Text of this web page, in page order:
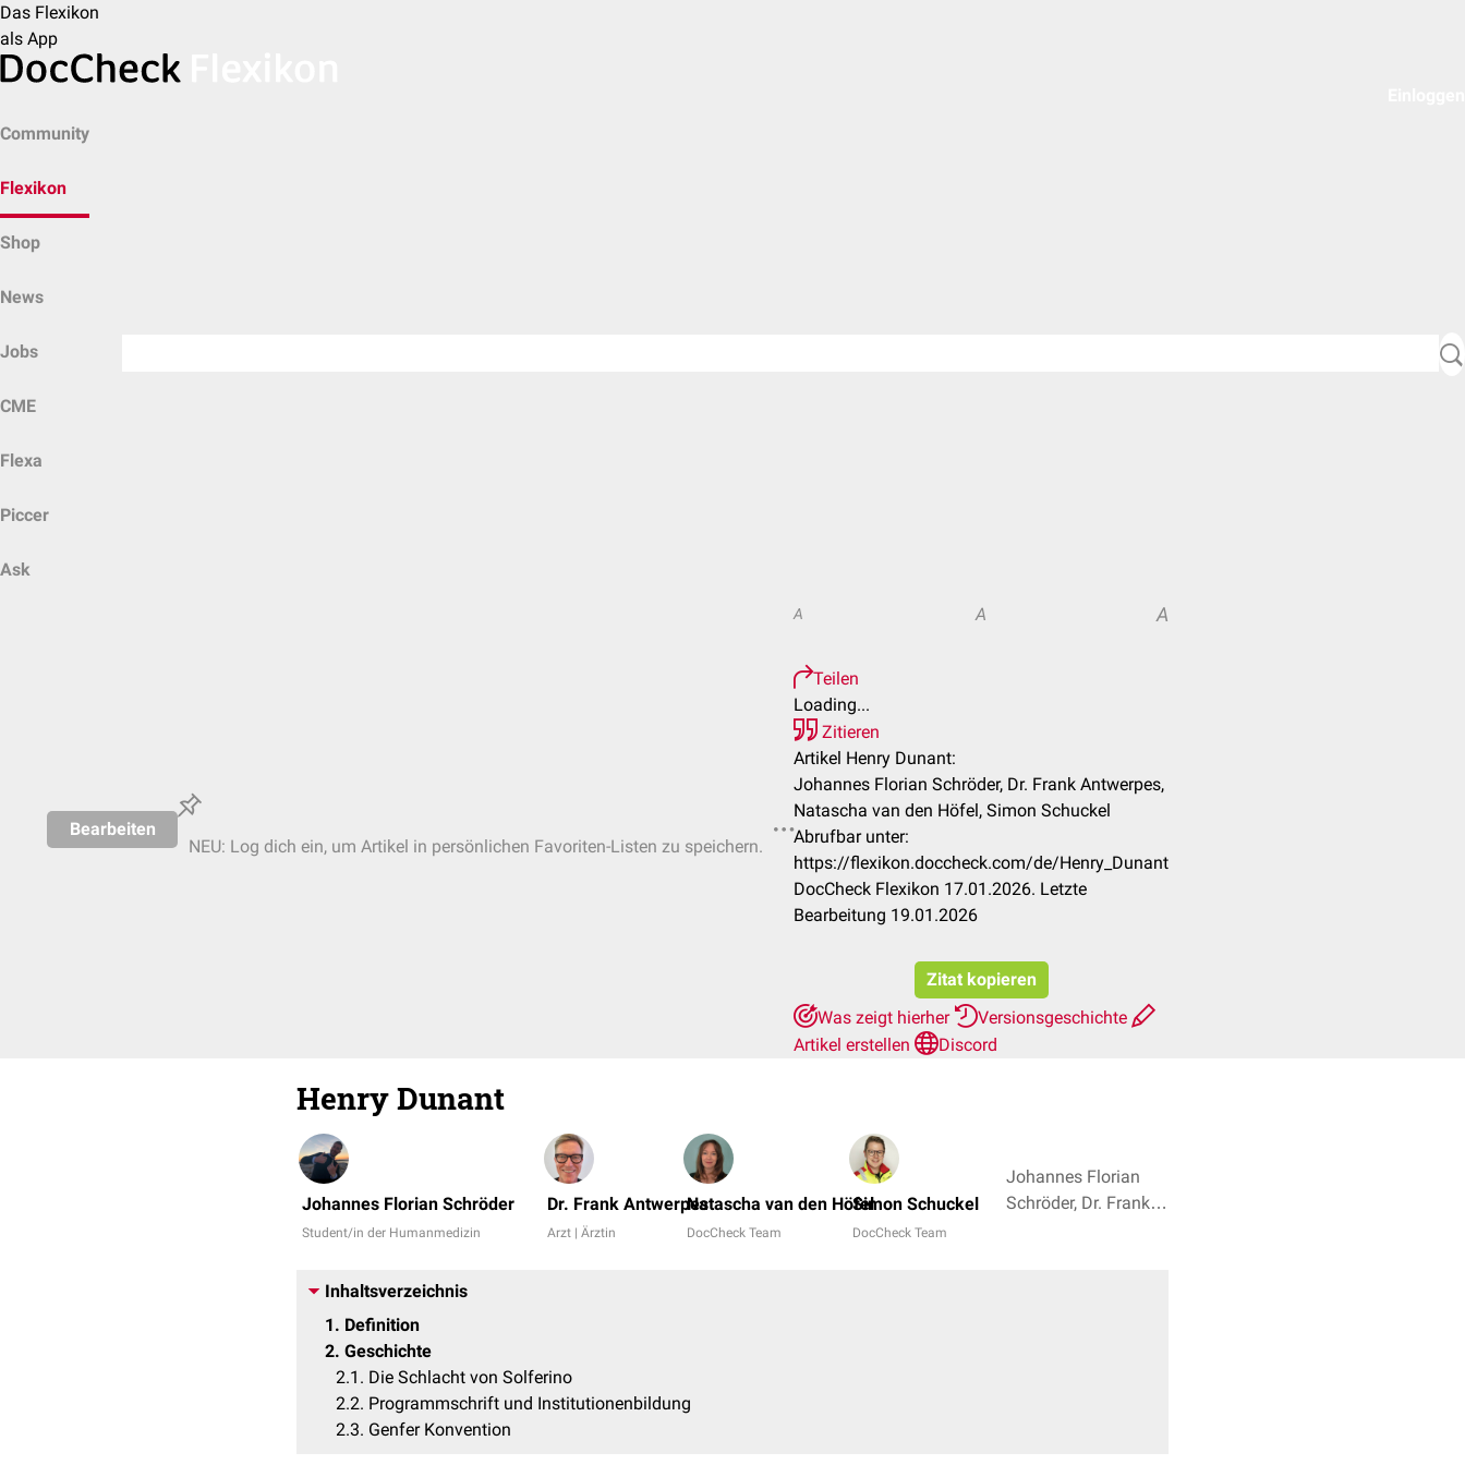
Das Flexikon
als App
Community
Flexikon
Shop
News
Jobs
CME
Flexa
Piccer
Ask
Bearbeiten
NEU: Log dich ein, um Artikel in persönlichen Favoriten-Listen zu speichern.
A A A
Teilen
Loading...
Zitieren
Artikel Henry Dunant:
Johannes Florian Schröder, Dr. Frank Antwerpes,
Natascha van den Höfel, Simon Schuckel
Abrufbar unter:
https://flexikon.doccheck.com/de/Henry_Dunant
DocCheck Flexikon 17.01.2026. Letzte
Bearbeitung 19.01.2026
Zitat kopieren
Was zeigt hierher
Versionsgeschichte
Artikel erstellen
Discord
Henry Dunant
Johannes Florian Schröder
Student/in der Humanmedizin
Dr. Frank Antwerpes
Arzt | Ärztin
Natascha van den Höfel
DocCheck Team
Simon Schuckel
DocCheck Team
Johannes Florian
Schröder, Dr. Frank
Inhaltsverzeichnis
1
Definition
2 Geschichte
2.1
Die Schlacht von Solferino
2.2 Programmschrift und Institutionenbildung
2.3 Genfer Konvention